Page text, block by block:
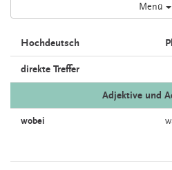
Menü
Hochdeutsch
direkte Treffer
Adjektive und
wobei